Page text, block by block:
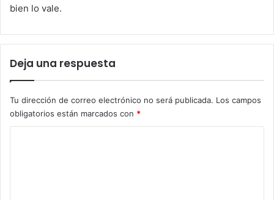
bien lo vale.
Deja una respuesta
Tu dirección de correo electrónico no será publicada. Los campos
obligatorios están marcados con *